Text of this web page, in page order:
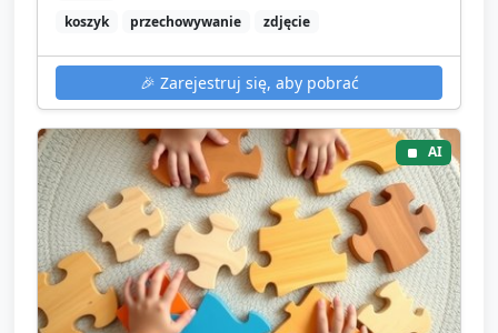
koszyk
przechowywanie zdjęcie
🎉 Zarejestruj się, aby pobrać
AI